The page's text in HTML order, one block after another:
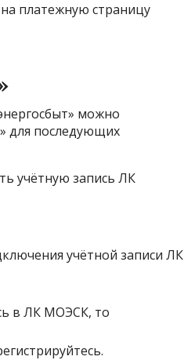
платежную страницу
можно
для последующих
учётную запись ЛК
учётной записи ЛК
в ЛК МОЭСК, то